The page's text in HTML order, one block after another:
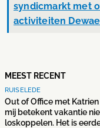
syndicmarkt met
activiteiten
MEEST RECENT
RUISELEDE
Out of Office met Katrien
mij betekent vakantie
loskoppelen. Het is